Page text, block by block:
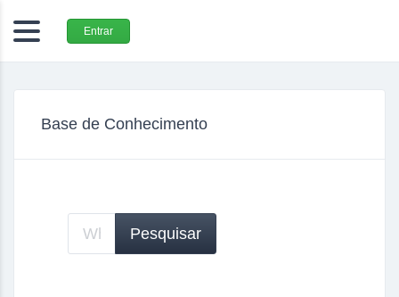
Entrar
Base de Conhecimento